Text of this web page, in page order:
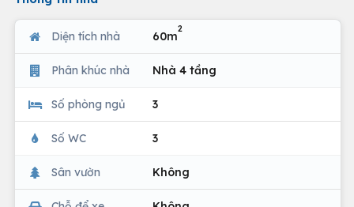
Diện tích nhà 60m
2
Phân khúc nhà Nhà 4 tầng
Số phòng ngủ 3
Số WC 3
Sân vườn Không